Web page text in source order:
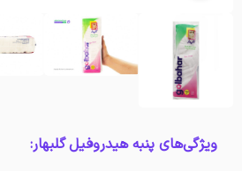
ویژگی‌های پنبه هیدروفیل گلبهار: